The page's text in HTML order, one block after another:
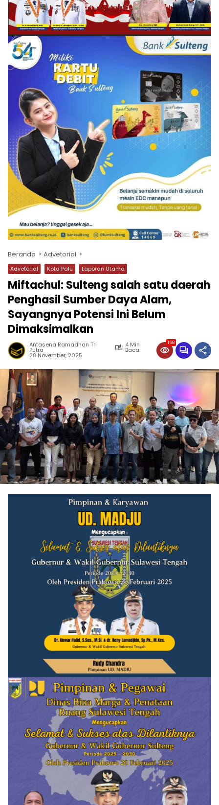
Beranda Advetorial
Advetorial Kota Palu Laporan Utama
Miftachul: Sulteng salah satu daerah
Penghasil Sumber Daya Alam,
Sayangnya Potensi Ini Belum
Dimaksimalkan
Antasena Ramadhan Tri
Putra
4 Min
Baca
28 November, 2025
168